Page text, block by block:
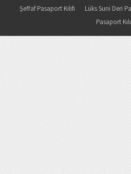
Şeffaf Pasaport Kılıfı
Lüks Suni Deri
Pasaport